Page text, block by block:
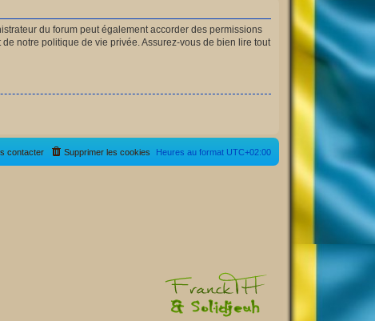
du forum peut également accorder des permissions
notre politique de vie privée. Assurez-vous de bien lire tout
Heures au format UTC+02:00
Supprimer les cookies
contacter